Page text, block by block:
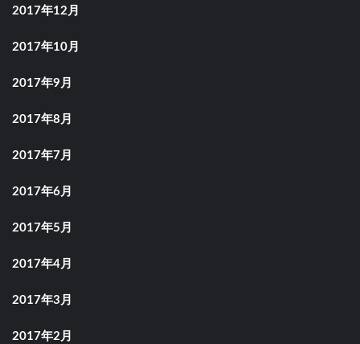
2017年12月
2017年10月
2017年9月
2017年8月
2017年7月
2017年6月
2017年5月
2017年4月
2017年3月
2017年2月